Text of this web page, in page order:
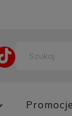
Promocje